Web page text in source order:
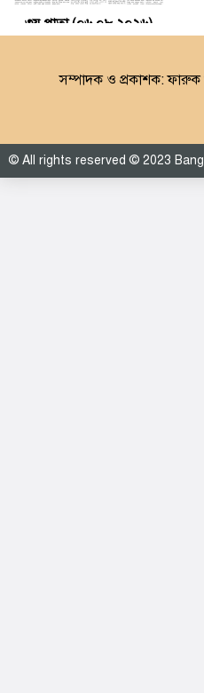
৩য় পাতা (০৬.০৮.২০২৬)
সম্পাদক ও প্রকাশক: ফারুক
© All rights reserved © 2023